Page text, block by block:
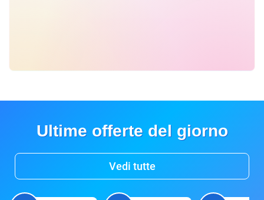
Ultime offerte del giorno
Vedi tutte